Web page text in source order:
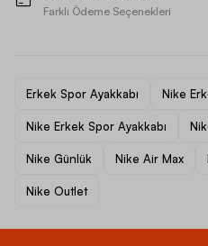
Farklı Ödeme Seçenekleri
Erkek Spor Ayakkabı Nike
Nike Erkek Spor Ayakkabı
Nike Günlük Nike Air Max
Nike Outlet